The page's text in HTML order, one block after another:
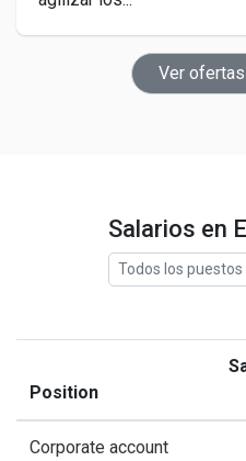
Ver
Salarios en
Todos los
Position
Corporate account